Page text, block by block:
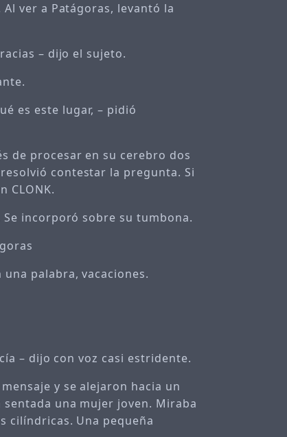
ver a Patágoras, levantó la
– dijo el sujeto.
es este lugar, – pidió
de procesar en su cerebro dos
contestar la pregunta. Si
CLONK.
incorporó sobre su tumbona.
una palabra, vacaciones.
– dijo con voz casi estridente.
y se alejaron hacia un
una mujer joven. Miraba
cilíndricas. Una pequeña